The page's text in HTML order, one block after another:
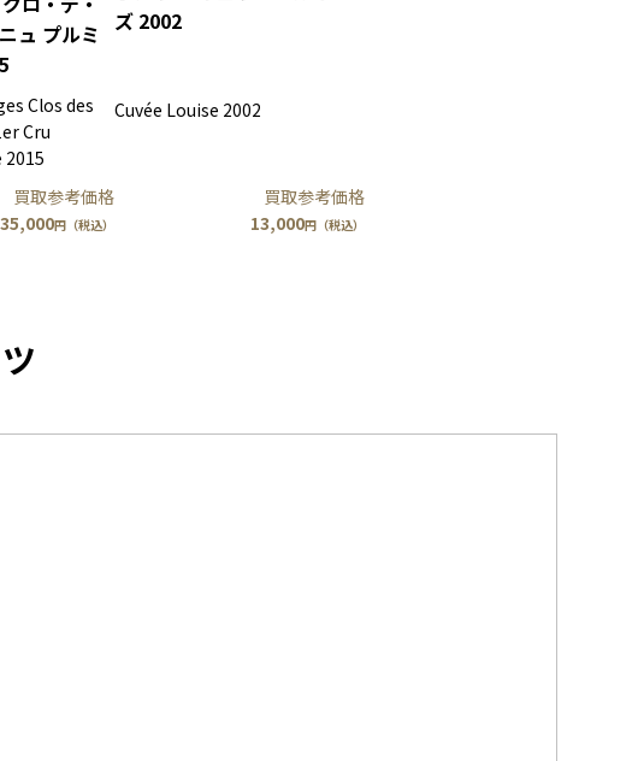
ュ プルミ
Clos des
Cru
買取参考価格
円（税込）
ズ 2002
Cuvée Louise 2002
買取参考価格
13,000円（税込）